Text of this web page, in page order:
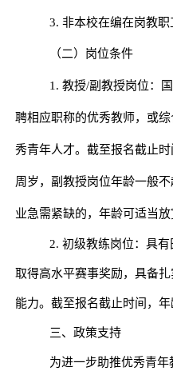
3. 非本校在编在岗教职
（二）岗位条件
1. 教授/副教授岗位：
聘相应职称的优秀教师，或
秀青年人才。截至报名截止
周岁，副教授岗位年龄一般不
业急需紧缺的，年龄可适当放
2. 初级教练岗位：具有
取得高水平赛事奖励，具备
能力。 截至报名截止时间，
三、政策支持
为进一步助推优秀青